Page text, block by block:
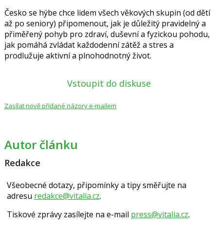
Česko se hýbe chce lidem všech věkových skupin (od dětí
až po seniory) připomenout, jak je důležitý pravidelný a
přiměřený pohyb pro zdraví, duševní a fyzickou pohodu,
jak pomáhá zvládat každodenní zátěž a stres a
prodlužuje aktivní a plnohodnotný život.
Vstoupit do diskuse
Zasílat nově přidané názory e-mailem
Autor článku
Redakce
Všeobecné dotazy, připomínky a tipy směřujte na
adresu redakce@vitalia.cz.
Tiskové zprávy zasílejte na e-mail press@vitalia.cz.